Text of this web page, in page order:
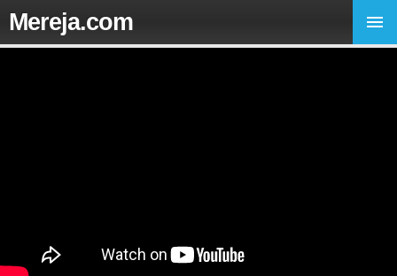
Mereja.com